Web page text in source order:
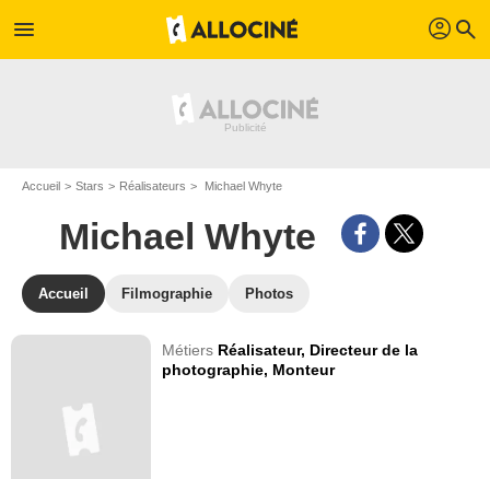
menu profil search
Accueil Stars Réalisateurs Michael Whyte
Michael Whyte
Accueil Filmographie Photos
Métiers Réalisateur, Directeur de la
photographie, Monteur